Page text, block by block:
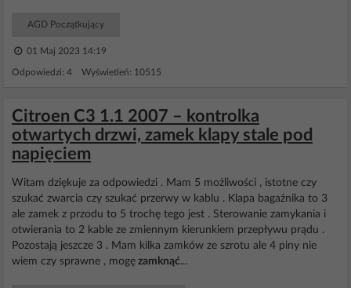
AGD Początkujący
01 Maj 2023 14:19
Odpowiedzi: 4 Wyświetleń: 10515
Citroen C3 1.1 2007 – kontrolka
otwartych drzwi, zamek klapy stale pod
napięciem
Witam dziękuje za odpowiedzi . Mam 5 możliwości , istotne czy
szukać zwarcia czy szukać przerwy w kablu . Klapa bagażnika to 3
ale zamek z przodu to 5 trochę tego jest . Sterowanie zamykania i
otwierania to 2 kable ze zmiennym kierunkiem przepływu prądu .
Pozostają jeszcze 3 . Mam kilka zamków ze szrotu ale 4 piny nie
wiem czy sprawne , mogę zamknąć...